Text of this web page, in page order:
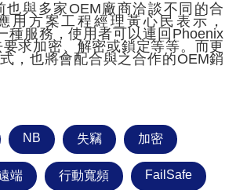
也與多家 OEM廠商洽談不同的合
用方案工程經理黃心民表示，
種服務，使用者可以連回 Phoenix
要求加密、解密或鎖定等等。而更
，也將會配合與之合作的OEM銷
NB 失竊 加密
端 行動寬頻 FailSafe